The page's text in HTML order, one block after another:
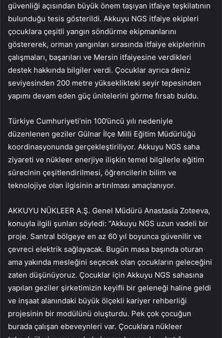
güvenliği açısından büyük önem taşıyan itfaiye teşkilatının
bulunduğu tesis gösterildi. Akkuyu NGS itfaiye ekipleri
çocuklara çeşitli yangın söndürme ekipmanlarını
göstererek, orman yangınları sırasında itfaiye ekiplerinin
çalışmaları, başarıları ve Mersin itfaiyesine verdikleri
destek hakkında bilgiler verdi. Çocuklar ayrıca deniz
seviyesinden 200 metre yükseklikteki seyir tepesinden
yapımı devam eden güç ünitelerini görme fırsatı buldu.
Türkiye Cumhuriyeti’nin 100’üncü yılı nedeniyle
düzenlenen geziler Gülnar İlçe Milli Eğitim Müdürlüğü
koordinasyonunda gerçekleştiriliyor. Akkuyu NGS saha
ziyareti ve nükleer enerjiye ilişkin temel bilgilerle eğitim
sürecinin çeşitlendirilmesi, öğrencilerin bilim ve
teknolojiye olan ilgisinin artırılması amaçlanıyor.
AKKUYU NÜKLEER A.Ş. Genel Müdürü Anastasia Zoteeva,
konuyla ilgili şunları söyledi: “Akkuyu NGS uzun vadeli bir
proje. Santral bölgeye en az 60 yıl boyunca güvenilir ve
çevreci elektrik sağlayacak. Bugün masa başında oturan
ama yakında mesleğini seçecek olan çocukların geleceğini
zaten düşünüyoruz. Çocuklar için Akkuyu NGS sahasına
yapılan geziler şirketimizin keyifli bir geleneği haline geldi
ve inşaat alanındaki büyük ölçekli kariyer rehberliği
projesinin bir modülünü oluşturdu. Pek çok çocuğun
burada çalışan ebeveynleri var. Çocuklara nükleer